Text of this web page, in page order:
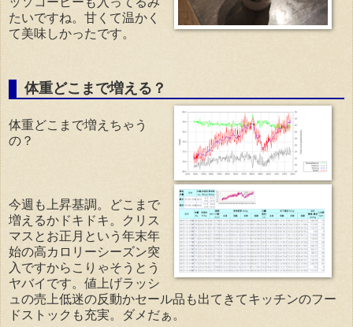
たいですね。甘くて温かく
て美味しかったです。
体重どこまで増える？
体重どこまで増えちゃう
の？
今週も上昇基調。どこまで
増えるかドキドキ。クリス
マスとお正月という年末年
始の高カロリーシーズン突
入ですからこりゃそうとう
ヤバイです。値上げラッシ
ュの売上低迷の反動かセール品も出てきてキッチンのフー
ドストックも充実。ダメだぁ。